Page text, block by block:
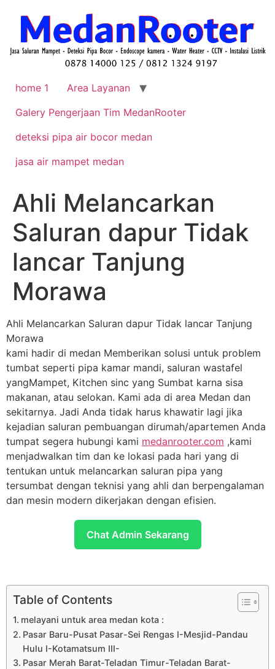
home 1
Area Layanan
Galery Pengerjaan Tim MedanRooter
deteksi pipa air bocor medan
jasa air mampet medan
Ahli Melancarkan
Saluran dapur Tidak
lancar Tanjung
Morawa
Ahli Melancarkan Saluran dapur Tidak lancar Tanjung
Morawa
kami hadir di medan Memberikan solusi untuk problem
tumbat seperti pipa kamar mandi, saluran wastafel
yangMampet, Kitchen sinc yang Sumbat karna sisa
makanan, atau selokan. Kami ada di area Medan dan
sekitarnya. Jadi Anda tidak harus khawatir lagi jika
kejadian saluran pembuangan dirumah/apartemen Anda
tumpat segera hubungi kami medanrooter.com ,kami
menjadwalkan tim dan ke lokasi pada hari yang di
tentukan untuk melancarkan saluran pipa yang
tersumbat dengan teknisi yang ahli dan berpengalaman
dan mesin modern dikerjakan dengan efisien.
Chat Admin Sekarang
Table of Contents
melayani untuk area medan kota :
Pasar Baru-Pusat Pasar-Sei Rengas I-Mesjid-Pandau
Hulu I-Kotamatsum III-
Pasar Merah Barat-Teladan Timur-Teladan Barat-